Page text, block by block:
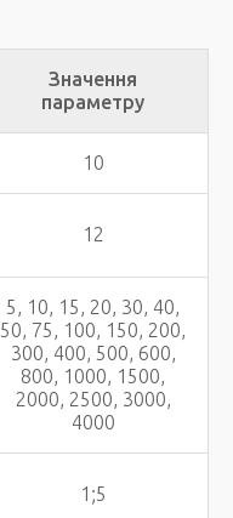
Значення
параметру
10
12
5, 10, 15, 20, 30, 40,
50, 75, 100, 150, 200,
300, 400, 500, 600,
800, 1000, 1500,
2000, 2500, 3000,
4000
1;5